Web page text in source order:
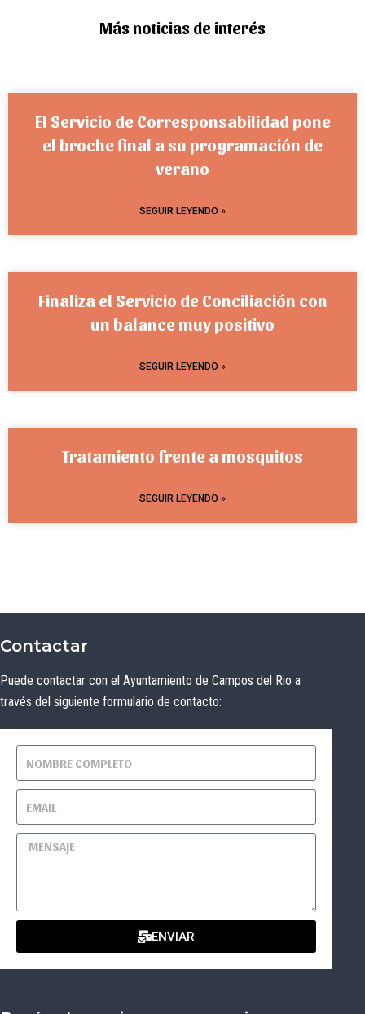
Más noticias de interés
El Servicio de Corresponsabilidad pone
el broche final a su programación de
verano
SEGUIR LEYENDO »
Finaliza el Servicio de Conciliación con
un balance muy positivo
SEGUIR LEYENDO »
Tratamiento frente a mosquitos
SEGUIR LEYENDO »
Contactar
Puede contactar con el Ayuntamiento de Campos del Rio a
través del siguiente formulario de contacto:
ENVIAR